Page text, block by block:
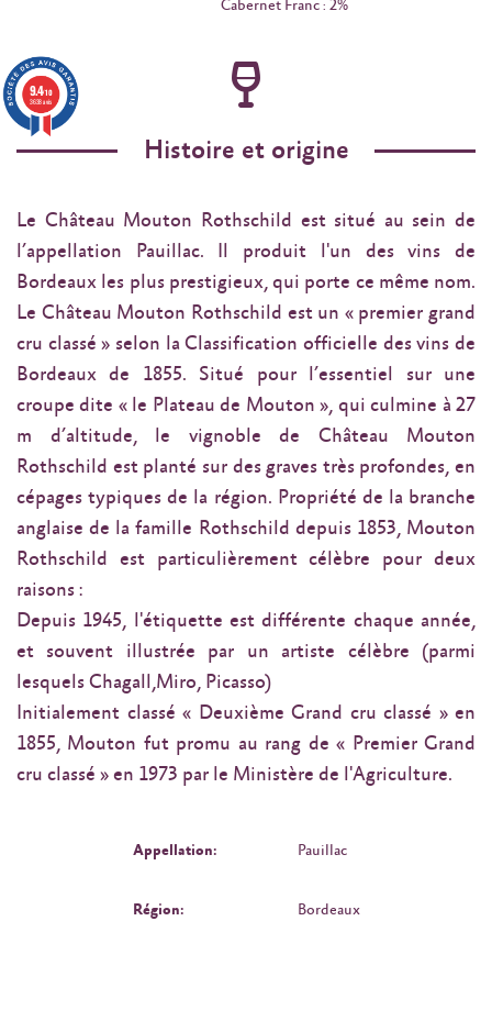
Cabernet Franc : 2%
Histoire et origine
Le Château Mouton Rothschild est situé au sein de
l’appellation Pauillac. Il produit l'un des vins de
Bordeaux les plus prestigieux, qui porte ce même nom.
Le Château Mouton Rothschild est un « premier grand
cru classé » selon la Classification officielle des vins de
Bordeaux de 1855. Situé pour l’essentiel sur une
croupe dite « le Plateau de Mouton », qui culmine à 27
m d’altitude, le vignoble de Château Mouton
Rothschild est planté sur des graves très profondes, en
cépages typiques de la région. Propriété de la branche
anglaise de la famille Rothschild depuis 1853, Mouton
Rothschild est particulièrement célèbre pour deux
raisons :
Depuis 1945, l'étiquette est différente chaque année,
et souvent illustrée par un artiste célèbre (parmi
lesquels Chagall,Miro, Picasso)
Initialement classé « Deuxième Grand cru classé » en
1855, Mouton fut promu au rang de « Premier Grand
cru classé » en 1973 par le Ministère de l'Agriculture.
Appellation: Pauillac
Région: Bordeaux
9.4/10
3638 avis